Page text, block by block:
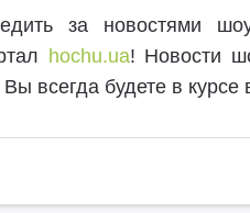
за новостями
hochu.ua! Новости
всегда будете в курсе